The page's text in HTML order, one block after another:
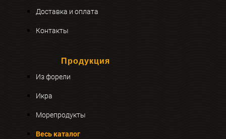
Доставка и оплата
Контакты
Продукция
Из форели
Икра
Морепродукты
Весь каталог